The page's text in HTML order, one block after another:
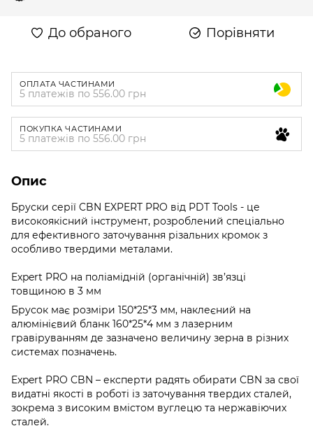
До обраного Порівняти
ОПЛАТА ЧАСТИНАМИ
5 платежів по 556.00 грн
ПОКУПКА ЧАСТИНАМИ
5 платежів по 556.00 грн
Опис
Бруски серії CBN EXPERT PRO від PDT Tools - це
високоякісний інструмент, розроблений спеціально
для ефективного заточування різальних кромок з
особливо твердими металами.
Expert PRO на поліамідній (органічній) зв’язці
товщиною в 3 мм
Брусок має розміри 150*25*3 мм, наклеєний на
алюмінієвий бланк 160*25*4 мм з лазерним
гравіруванням де зазначено величину зерна в різних
системах позначень.
Expert PRO CBN – експерти радять обирати CBN за свої
видатні якості в роботі із заточування твердих сталей,
зокрема з високим вмістом вуглецю та нержавіючих
сталей.